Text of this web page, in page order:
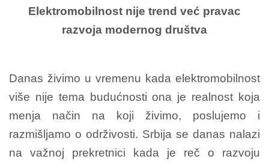
Elektromobilnost nije trend već pravac
razvoja modernog društva
Danas živimo u vremenu kada elektromobilnost
više nije tema budućnosti ona je realnost koja
menja način na koji živimo, poslujemo i
razmišljamo o održivosti. Srbija se danas nalazi
na važnoj prekretnici kada je reč o razvoju